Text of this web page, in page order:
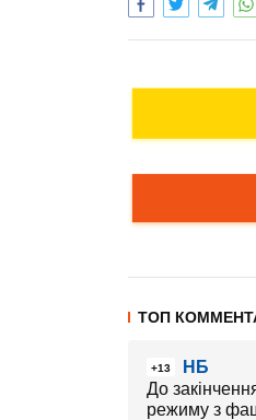
ТОП
+13
НБ
До
режиму з